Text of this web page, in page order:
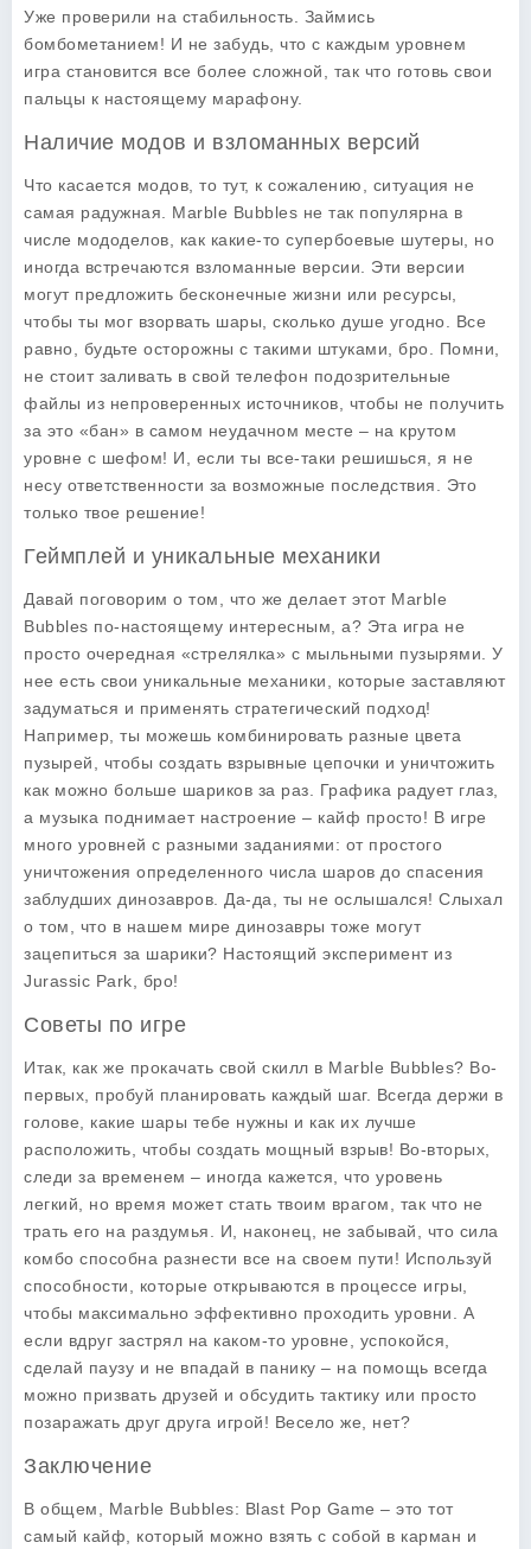
Уже проверили на стабильность. Займись
бомбометанием! И не забудь, что с каждым уровнем
игра становится все более сложной, так что готовь свои
пальцы к настоящему марафону.
Наличие модов и взломанных версий
Что касается модов, то тут, к сожалению, ситуация не
самая радужная. Marble Bubbles не так популярна в
числе мододелов, как какие-то супербоевые шутеры, но
иногда встречаются взломанные версии. Эти версии
могут предложить бесконечные жизни или ресурсы,
чтобы ты мог взорвать шары, сколько душе угодно. Все
равно, будьте осторожны с такими штуками, бро. Помни,
не стоит заливать в свой телефон подозрительные
файлы из непроверенных источников, чтобы не получить
за это «бан» в самом неудачном месте – на крутом
уровне с шефом! И, если ты все-таки решишься, я не
несу ответственности за возможные последствия. Это
только твое решение!
Геймплей и уникальные механики
Давай поговорим о том, что же делает этот Marble
Bubbles по-настоящему интересным, а? Эта игра не
просто очередная «стрелялка» с мыльными пузырями. У
нее есть свои уникальные механики, которые заставляют
задуматься и применять стратегический подход!
Например, ты можешь комбинировать разные цвета
пузырей, чтобы создать взрывные цепочки и уничтожить
как можно больше шариков за раз. Графика радует глаз,
а музыка поднимает настроение – кайф просто! В игре
много уровней с разными заданиями: от простого
уничтожения определенного числа шаров до спасения
заблудших динозавров. Да-да, ты не ослышался! Слыхал
о том, что в нашем мире динозавры тоже могут
зацепиться за шарики? Настоящий эксперимент из
Jurassic Park, бро!
Советы по игре
Итак, как же прокачать свой скилл в Marble Bubbles? Во-
первых, пробуй планировать каждый шаг. Всегда держи в
голове, какие шары тебе нужны и как их лучше
расположить, чтобы создать мощный взрыв! Во-вторых,
следи за временем – иногда кажется, что уровень
легкий, но время может стать твоим врагом, так что не
трать его на раздумья. И, наконец, не забывай, что сила
комбо способна разнести все на своем пути! Используй
способности, которые открываются в процессе игры,
чтобы максимально эффективно проходить уровни. А
если вдруг застрял на каком-то уровне, успокойся,
сделай паузу и не впадай в панику – на помощь всегда
можно призвать друзей и обсудить тактику или просто
позаражать друг друга игрой! Весело же, нет?
Заключение
В общем, Marble Bubbles: Blast Pop Game – это тот
самый кайф, который можно взять с собой в карман и